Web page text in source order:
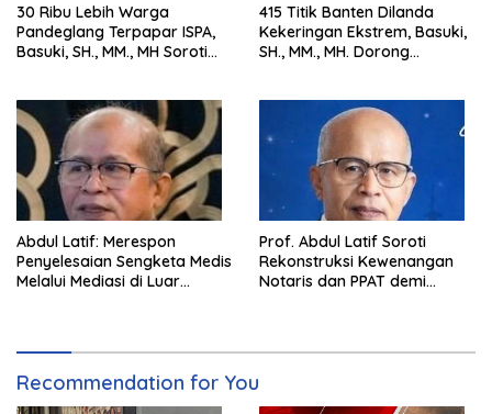
30 Ribu Lebih Warga
Pandeglang Terpapar ISPA,
Basuki, SH., MM., MH Soroti
415 Titik Banten Dilanda
Kekeringan Ekstrem, Basuki,
SH., MM., MH. Dorong
Abdul Latif: Merespon
Penyelesaian Sengketa Medis
Melalui Mediasi di Luar
Prof. Abdul Latif Soroti
Rekonstruksi Kewenangan
Notaris dan PPAT demi
Recommendation for You